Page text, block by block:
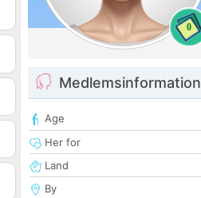
0
Medlemsinformation
Age
Her for
Land
By